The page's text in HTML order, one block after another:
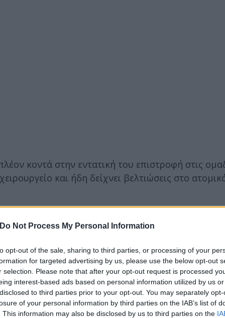
Do Not Process My Personal Information
opt-out of the sale, sharing to third parties, or processing of your
for targeted advertising by us, please use the below opt-out
selection. Please note that after your opt-out request is processed
interest-based ads based on personal information utilized by us
to third parties prior to your opt-out. You may separately
of your personal information by third parties on the IAB’s list of
This information may also be disclosed by us to third parties on the
κοντά στην εντατική του επιστροφή στις
και ήδη δείχνει βελτιώσεις στο
the light at the end of the tunnel
this season